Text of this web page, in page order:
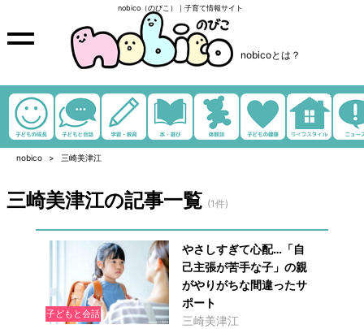
nobico（のびこ）｜子育て情報サイト
nobicoとは？
nobico 三崎美津江
三崎美津江の記事一覧 (1件)
子どもと会話
やさしすぎて心配…「自
己主張が苦手な子」の親
がやりがちな間違ったサ
ポート
三崎美津江